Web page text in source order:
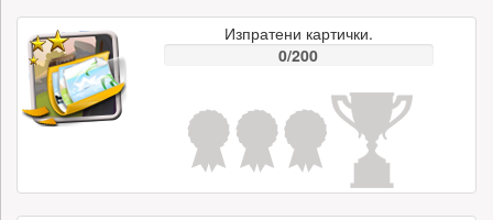
Изпратени картички.
0/200